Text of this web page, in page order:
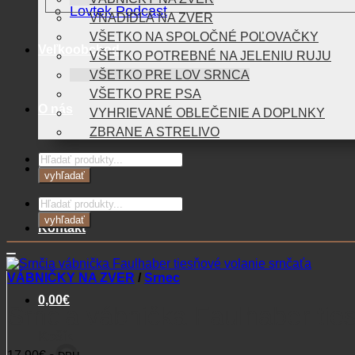
Lovtek Podcast
Veľkoobchod
O nás
Blog
Kontakt
0,00€
VNADIDLÁ NA ZVER
VŠETKO NA SPOLOČNÉ POĽOVAČKY
VŠETKO POTREBNÉ NA JELENIU RUJU
VŠETKO PRE LOV SRNCA
VŠETKO PRE PSA
VYHRIEVANÉ OBLEČENIE A DOPLNKY
ZBRANE A STRELIVO
Products
search
vyhľadať
Products
search
vyhľadať
VÁBNIČKY NA ZVER / Srnec